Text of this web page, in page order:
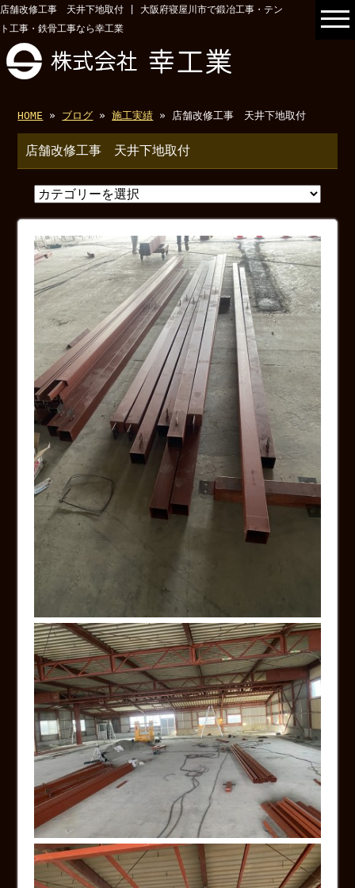
店舗改修工事 天井下地取付 | 大阪府寝屋川市で鍛冶工事・テン
ト工事・鉄骨工事なら幸工業
HOME » ブログ »施工実績 » 店舗改修工事 天井下地取付
店舗改修工事 天井下地取付